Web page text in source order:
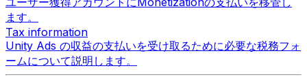
ます。
Tax information
Unity Ads の収益の支払いを受け取るために必要な税務フォ
ームについて説明します。